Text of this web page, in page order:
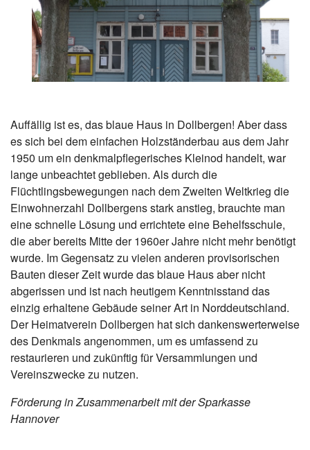
Auffällig ist es, das blaue Haus in Dollbergen! Aber dass
es sich bei dem einfachen Holzständerbau aus dem Jahr
1950 um ein denkmalpflegerisches Kleinod handelt, war
lange unbeachtet geblieben. Als durch die
Flüchtlingsbewegungen nach dem Zweiten Weltkrieg die
Einwohnerzahl Dollbergens stark anstieg, brauchte man
eine schnelle Lösung und errichtete eine Behelfsschule,
die aber bereits Mitte der 1960er Jahre nicht mehr benötigt
wurde. Im Gegensatz zu vielen anderen provisorischen
Bauten dieser Zeit wurde das blaue Haus aber nicht
abgerissen und ist nach heutigem Kenntnisstand das
einzig erhaltene Gebäude seiner Art in Norddeutschland.
Der Heimatverein Dollbergen hat sich dankenswerterweise
des Denkmals angenommen, um es umfassend zu
restaurieren und zukünftig für Versammlungen und
Vereinszwecke zu nutzen.
Förderung in Zusammenarbeit mit der Sparkasse
Hannover